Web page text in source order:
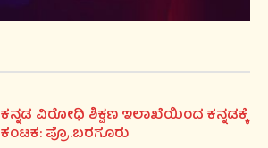
ಕನ್ನಡ ವಿರೋಧಿ ಶಿಕ್ಷಣ ಇಲಾಖೆಯಿಂದ ಕನ್ನಡಕ್ಕೆ
ಕಂಟಕ: ಪ್ರೊ.ಬರಗೂರು